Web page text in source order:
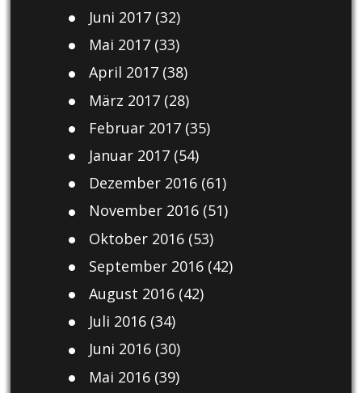
Juni 2017(32)
Mai 2017(33)
April 2017(38)
März 2017(28)
Februar 2017(35)
Januar 2017(54)
Dezember 2016(61)
November 2016(51)
Oktober 2016(53)
September 2016(42)
August 2016(42)
Juli 2016(34)
Juni 2016(30)
Mai 2016(39)